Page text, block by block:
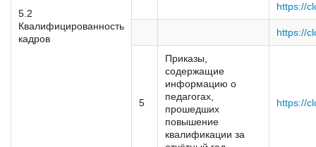
5.2
Квалифицированность
кадров
https://
https://
5
Приказы,
содержащие
информацию о
педагогах,
прошедших
повышение
квалификации за
https://